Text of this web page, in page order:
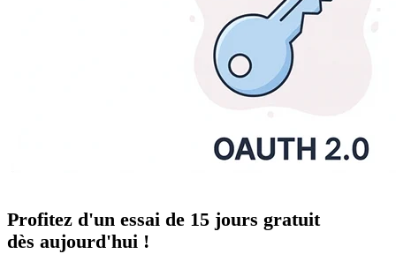
Profitez d'un essai de 15 jours gratuit
dès aujourd'hui !